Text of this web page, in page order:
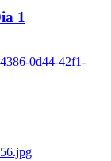
1
0d44-42f1-